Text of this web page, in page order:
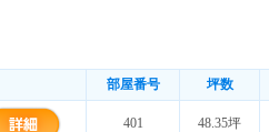
部屋番号 坪数
401 48.35坪